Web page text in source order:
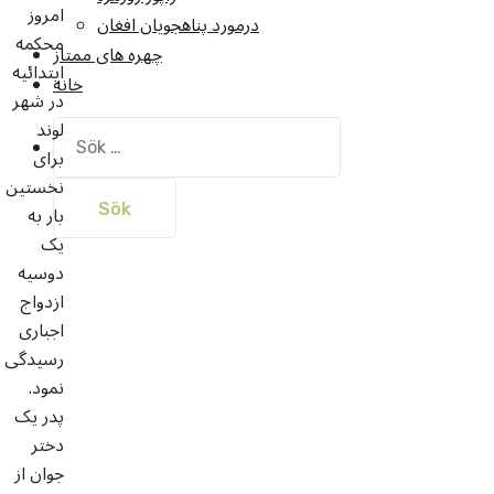
درمورد پناهجويان افغان
چهره های ممتاز
خانه
Sök
efter:
امروز
محکمه
ابتدائیه
در شهر
لوند
برای
نخستین
بار به
یک
دوسیه
ازدواج
اجباری
رسیدگی
نمود.
پدر یک
دختر
جوان از